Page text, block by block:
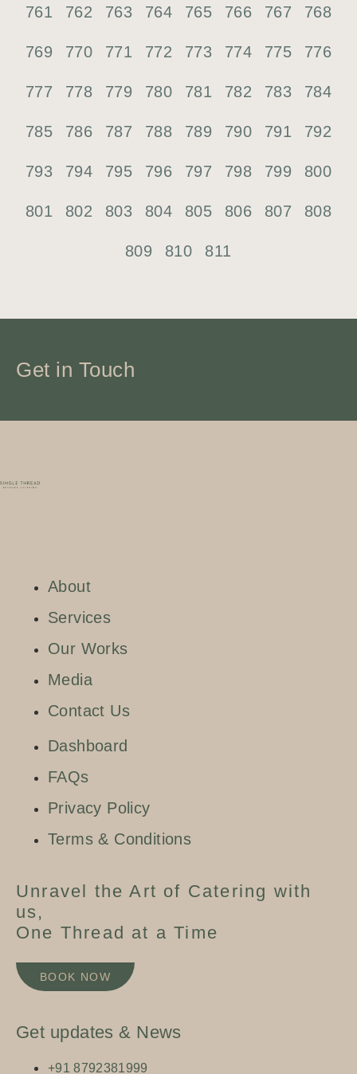
761 762 763 764 765 766 767 768
769 770 771 772 773 774 775 776
777 778 779 780 781 782 783 784
785 786 787 788 789 790 791 792
793 794 795 796 797 798 799 800
801 802 803 804 805 806 807 808
809 810 811
Get in Touch
About
Services
Our Works
Media
Contact Us
Dashboard
FAQs
Privacy Policy
Terms & Conditions
Unravel the Art of Catering with
us,
One Thread at a Time
BOOK NOW
Get updates & News
+91 8792381999